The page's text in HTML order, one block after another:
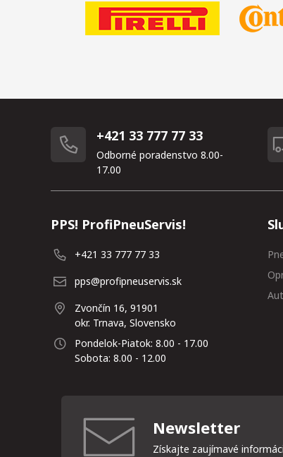
+421 33 777 77 33
Odborné poradenstvo 8.00-
17.00
PPS! ProfiPneuServis!
+421 33 777 77 33
pps@profipneuservis.sk
Zvončín 16, 91901
okr. Trnava, Slovensko
Pondelok-Piatok: 8.00 - 17.00
Sobota: 8.00 - 12.00
Newsletter
Získajte zaujímavé